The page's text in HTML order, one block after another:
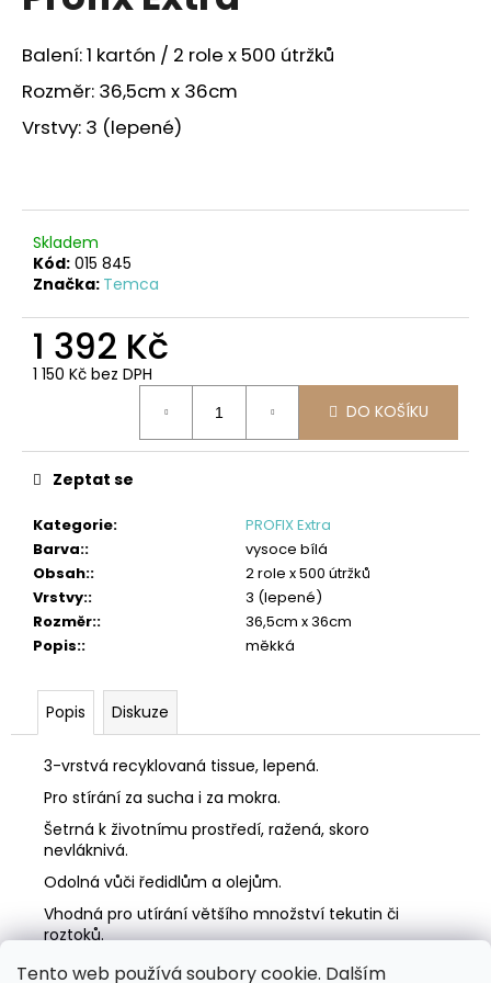
Tento web používá soubory cookie. Dalším
z
5
hvězdiček.
Balení: 1 kartón / 2 role x 500 útržků
Rozměr: 36,5cm x 36cm
Vrstvy: 3 (lepené)
Skladem
Kód: 015 845
Značka: Temca
1 392 Kč
1 150 Kč bez DPH
DO KOŠÍKU
Kategorie:
PROFIX Extra
Barva::
vysoce bílá
Obsah::
2 role x 500 útržků
Vrstvy::
3 (lepené)
Rozměr::
36,5cm x 36cm
Popis:: měkká
Zeptat se
Popis Diskuze
3-vrstvá recyklovaná tissue, lepená.
Pro stírání za sucha i za mokra.
Šetrná k životnímu prostředí, ražená, skoro
nevláknivá.
Odolná vůči ředidlům a olejům.
Vhodná pro utírání většího množství tekutin či
roztoků.
j
í
t
?
o
r
u
č
u
e
m
e
TORK
UTĚRKY
RUCE
BUCKET
315
Kč